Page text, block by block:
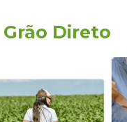
Grão Direto